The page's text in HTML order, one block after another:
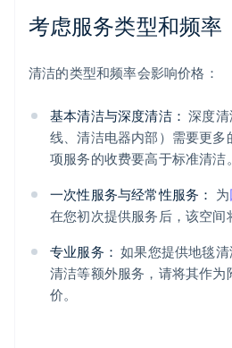
考虑服务类型和频率
清洁的类型和频率会影响价格：
基本清洁与深度清洁： 深度
线、清洁电器内部）需要更
项服务的收费要高于标准清洁。
一次性服务与经常性服务： 为
在您初次提供服务后，该空间
专业服务： 如果您提供地毯
清洁等额外服务，请将其作为
价。